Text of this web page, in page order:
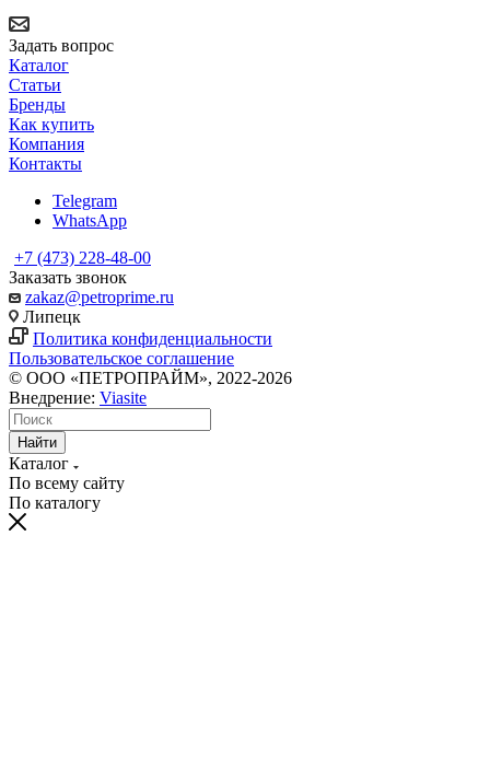
Задать вопрос
Каталог
Статьи
Бренды
Как купить
Компания
Контакты
Telegram
WhatsApp
+7 (473) 228-48-00
Заказать звонок
zakaz@petroprime.ru
Липецк
Политика конфиденциальности
Пользовательское соглашение
© ООО «ПЕТРОПРАЙМ», 2022-2026
Внедрение: Viasite
Найти
Каталог
По всему сайту
По каталогу